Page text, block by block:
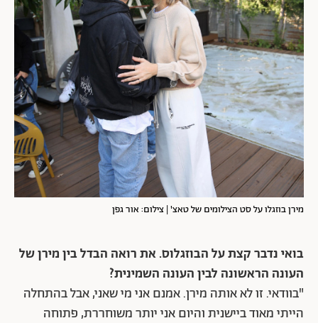
מירן בוזגלו על סט הצילומים של טאצ' | צילום: אור גפן
בואי נדבר קצת על הבוזגלוס. את רואה הבדל בין מירן של
העונה הראשונה לבין העונה השמינית?
"בוודאי. זו לא אותה מירן. אמנם אני מי שאני, אבל בהתחלה
הייתי מאוד ביישנית והיום אני יותר משוחררת, פתוחה